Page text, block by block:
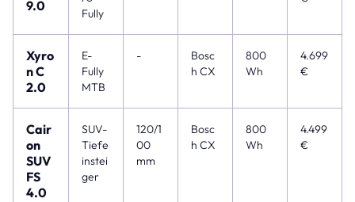
9.0
Fully
Xyro
n C
2.0
E-
Fully
MTB
-
Bosc
h CX
800
Wh
4.699
€
Cair
on
SUV
FS
4.0
SUV-
Tiefe
instei
ger
120/1
00
mm
Bosc
h CX
800
Wh
4.499
€